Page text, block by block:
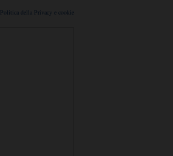
Politica della Privacy e cookie